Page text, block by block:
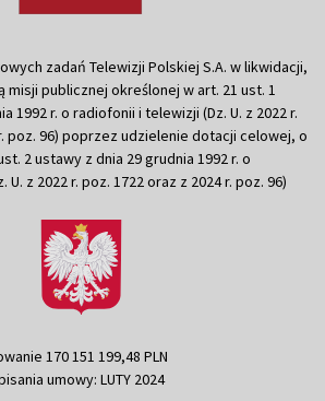
zadań Telewizji Polskiej S.A. w likwidacji,
misji publicznej określonej w art. 21 ust. 1
1992 r. o radiofonii i telewizji (Dz. U. z 2022 r.
poz. 96) poprzez udzielenie dotacji celowej, o
2 ustawy z dnia 29 grudnia 1992 r. o
z 2022 r. poz. 1722 oraz z 2024 r. poz. 96)
170 151 199,48 PLN
umowy: LUTY 2024